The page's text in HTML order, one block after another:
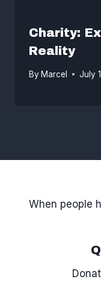
Charity:
Reality
ByMarcel July
When people